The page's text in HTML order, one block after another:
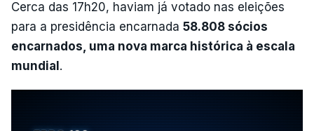
Cerca das 17h20, haviam já votado nas eleições
para a presidência encarnada 58.808 sócios
encarnados, uma nova marca histórica à escala
mundial .